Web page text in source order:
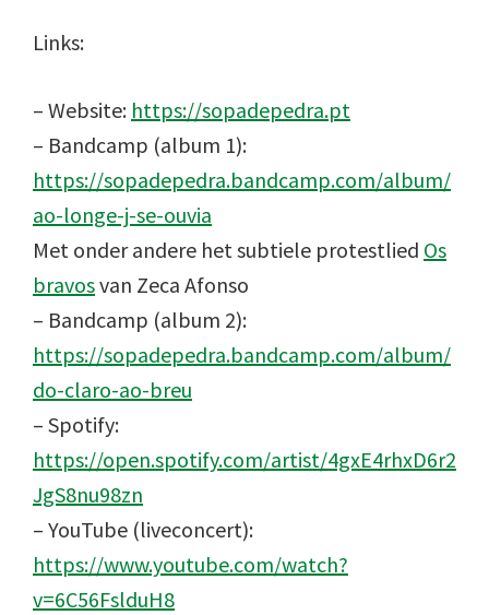
Links:
– Website: https://sopadepedra.pt
– Bandcamp (album 1):
https://sopadepedra.bandcamp.com/album/
ao-longe-j-se-ouvia
Met onder andere het subtiele protestlied Os
bravosvan Zeca Afonso
– Bandcamp (album 2):
https://sopadepedra.bandcamp.com/album/
do-claro-ao-breu
– Spotify:
https://open.spotify.com/artist/4gxE4rhxD6r2
JgS8nu98zn
– YouTube (liveconcert):
https://www.youtube.com/watch?
v=6C56FslduH8